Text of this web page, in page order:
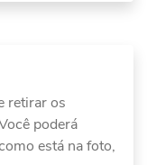
retirar os
poderá
está na foto,